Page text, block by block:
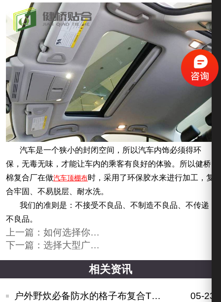
汽车是一个狭小的封闭空间，所以汽车内饰必须得环
保，无毒无味，才能让车内的乘客有良好的体验。所以健桥
棉复合厂在做汽车顶棚布时，采用了环保胶水来进行加工，复
合牢固、不易脱层、耐水洗。
我们的准则是：不接受不良品、不制造不良品、不传递
不良品。
上一篇： 如何选择你值得信任的面料复合厂家
下一篇： 选择大型广东复合厂和小型有什么不同？
相关资讯
户外野炊必备防水的格子布复合TPU面料 05-23